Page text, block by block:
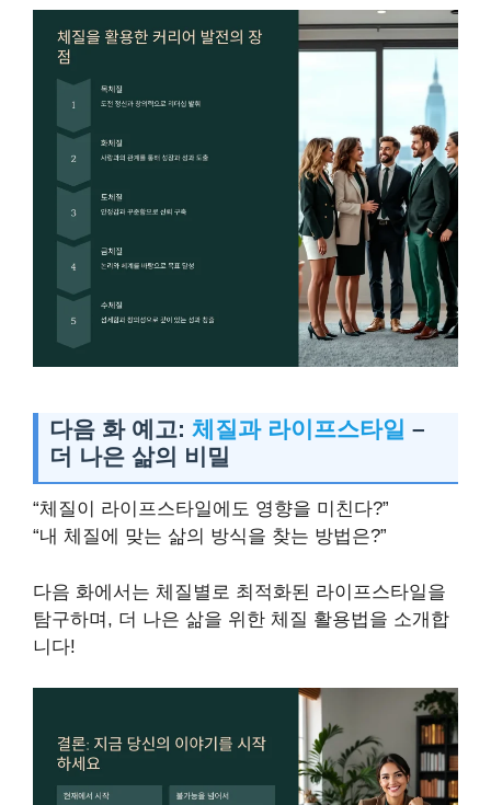
다음 화 예고: 체질과 라이프스타일 –
더 나은 삶의 비밀
“체질이 라이프스타일에도 영향을 미친다?”
“내 체질에 맞는 삶의 방식을 찾는 방법은?”
다음 화에서는 체질별로 최적화된 라이프스타일을
탐구하며, 더 나은 삶을 위한 체질 활용법을 소개합
니다!